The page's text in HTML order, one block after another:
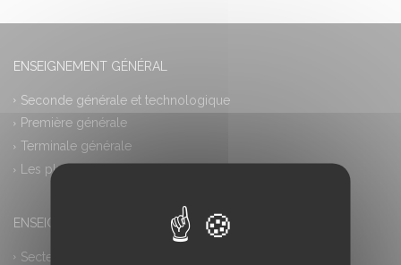
ENSEIGNEMENT GÉNÉRAL
Seconde générale et technologique
Première générale
Terminale générale
Les plus
ENSEIGNEMENT PROFESSIONNEL
Secteur industriel